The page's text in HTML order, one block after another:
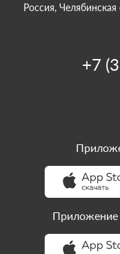
Россия,
+7
Приложение